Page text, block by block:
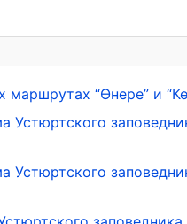
“Өнере” и
Устюртского
Устюртского